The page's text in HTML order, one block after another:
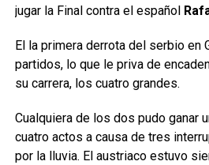
jugar la Final contra el español
El la primera derrota del serbio en
partidos, lo que le priva de
su carrera, los cuatro grandes.
Cualquiera de los dos pudo ganar
cuatro actos a causa de tres
por la lluvia. El austriaco estuvo